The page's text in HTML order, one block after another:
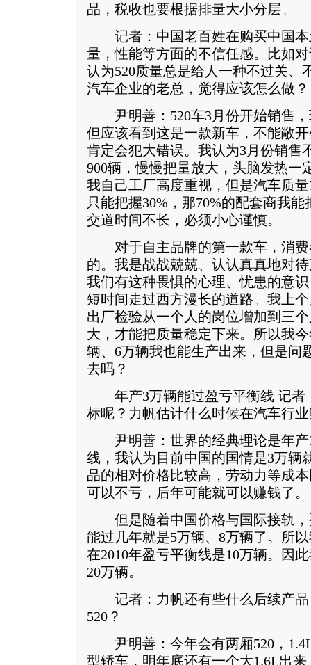
品，税收也要根据排量大小分层。
记者：中国老百姓在购买中国本
量，性能等方面的不信任感。比如
认为520质量总是给人一种不过关、
汽车企业的老总，觉得应该怎么做？
尹明善：520车3月份开始销售，
但应该看到这是一款新车，不能敞
肯定会犯大错误。我认为3月份销售
900辆，慢慢把量放大，头脑发热一
我自己工厂高度重视，但是汽车质
只能把握30%，那70%的配套商我
交道时间不长，必须小心谨慎。
对于自主品牌的第一款车，消费
的。我是战战兢兢、认认真真地对
我们有这种畏惧的心理、忧患的意
短时间走过西方漫长的道路。我上
出厂检验从一个人的岗位增加到三
大，才能把质量稳定下来。所以我
辆、6万辆我也能生产出来，但是问
去吗？
年产3万辆能过盈亏平衡线 记者
标呢？力帆估计什么时候在汽车行
尹明善：世界的经典理论是年产
线，我认为目前中国的国情是3万辆
品的相对价格比较高，劳动力等成
可以不亏，后年可能就可以赚钱了。
但是随着中国价格与国际接轨，
能过几年就是5万辆、8万辆了。所
在2010年盈亏平衡线是10万辆。因
20万辆。
记者：力帆还有些什么后续产品
520？
尹明善：今年会有两厢520，
型轿车，明年底还有一个大1.6L出